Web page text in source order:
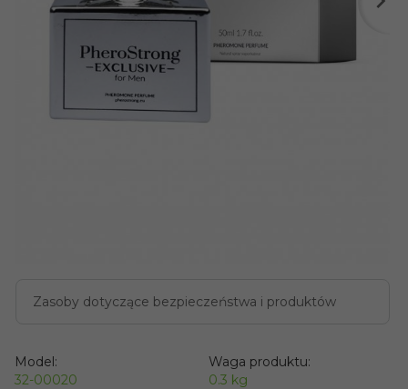
Zasoby dotyczące bezpieczeństwa i produktów
Model:
32-00020
Waga produktu:
0.3 kg